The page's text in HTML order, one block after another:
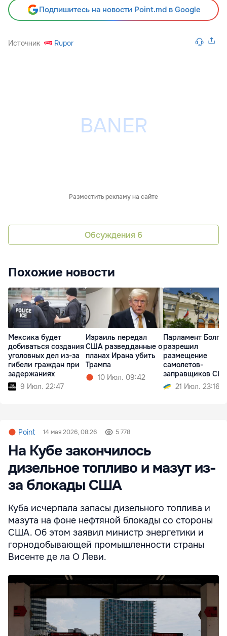
Подпишитесь на новости Point.md в Google
Источник Rupor
Разместить рекламу на сайте
Обсуждения 6
Похожие новости
Мексика будет
добиваться создания
уголовных дел из-за
гибели граждан при
задержаниях
9 Июл. 22:47
Израиль передал
США разведданные о
планах Ирана убить
Трампа
10 Июл. 09:42
Парламент
разрешил
размещение
самолетов-
заправщиков
21 Июл. 23:16
Point 14 мая 2026, 08:26 5 778
На Кубе закончилось
дизельное топливо и мазут из-
за блокады США
Куба исчерпала запасы дизельного топлива и
мазута на фоне нефтяной блокады со стороны
США. Об этом заявил министр энергетики и
горнодобывающей промышленности страны
Висенте де ла О Леви.